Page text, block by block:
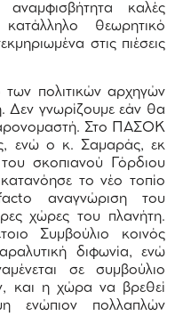
καλές
θεωρητικό
στις πιέσεις
των πολιτικών αρχηγών
Δεν γνωρίζουμε εάν θα
Στο ΠΑΣΟΚ
ενώ ο κ. Σαμαράς, εκ
σκοπιανού Γόρδιου
το νέο τοπίο
αναγνώριση του
χώρες του πλανήτη.
Συμβούλιο κοινός
διφωνία, ενώ
σε συμβούλιο
και η χώρα να βρεθεί
ενώπιον πολλαπλών